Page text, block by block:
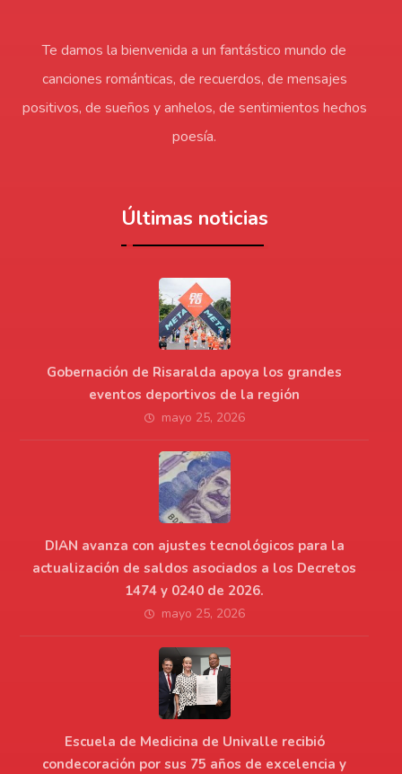
Te damos la bienvenida a un fantástico mundo de
canciones románticas, de recuerdos, de mensajes
positivos, de sueños y anhelos, de sentimientos hechos
poesía.
Últimas noticias
Gobernación de Risaralda apoya los grandes
eventos deportivos de la región
mayo 25, 2026
DIAN avanza con ajustes tecnológicos para la
actualización de saldos asociados a los Decretos
1474 y 0240 de 2026.
mayo 25, 2026
Escuela de Medicina de Univalle recibió
condecoración por sus 75 años de excelencia y